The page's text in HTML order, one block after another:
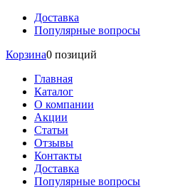
Доставка
Популярные вопросы
Корзина0 позиций
Главная
Каталог
О компании
Акции
Статьи
Отзывы
Контакты
Доставка
Популярные вопросы